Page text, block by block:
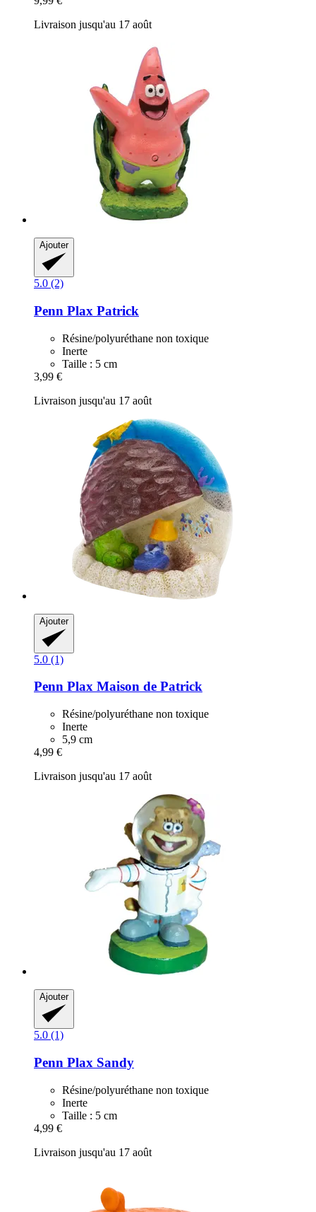
Livraison jusqu'au 17 août
Ajouter
5.0 (2)
Penn Plax Patrick
Résine/polyuréthane non toxique
Inerte
Taille : 5 cm
3,99 €
Livraison jusqu'au 17 août
Ajouter
5.0 (1)
Penn Plax Maison de Patrick
Résine/polyuréthane non toxique
Inerte
5,9 cm
4,99 €
Livraison jusqu'au 17 août
Ajouter
5.0 (1)
Penn Plax Sandy
Résine/polyuréthane non toxique
Inerte
Taille : 5 cm
4,99 €
Livraison jusqu'au 17 août